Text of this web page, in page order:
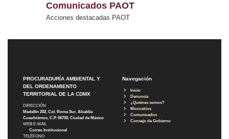
Comunicados PAOT
Acciones destacadas PAOT
PROCURADURÍA AMBIENTAL Y
DEL ORDENAMIENTO
TERRITORIAL DE LA CDMX
DIRECCIÓN
Medellín 202, Col. Roma Sur, Alcaldía
Cuauhtémoc, C.P. 06700, Ciudad de México
WEB E-MAIL
Correo Institucional
TELÉFONO
Navegación
Inicio
Denuncia
¿Quiénes somos?
Micrositios
Comunicados
Consejo de Gobierno